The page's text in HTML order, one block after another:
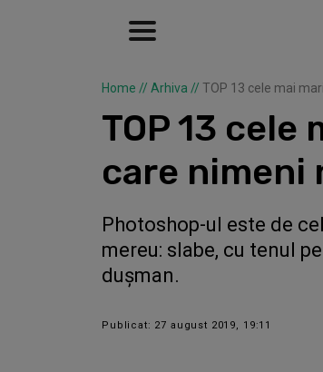
Home // Arhiva // TOP 13 cele mai
TOP 13 cele
care nimeni
Photoshop-ul este de
mereu: slabe, cu tenul
dușman.
Publicat: 27 august 2019, 19:11